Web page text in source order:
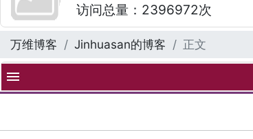
访问总量：2396972次
万维博客 Jinhuasan的博客 正文
menu